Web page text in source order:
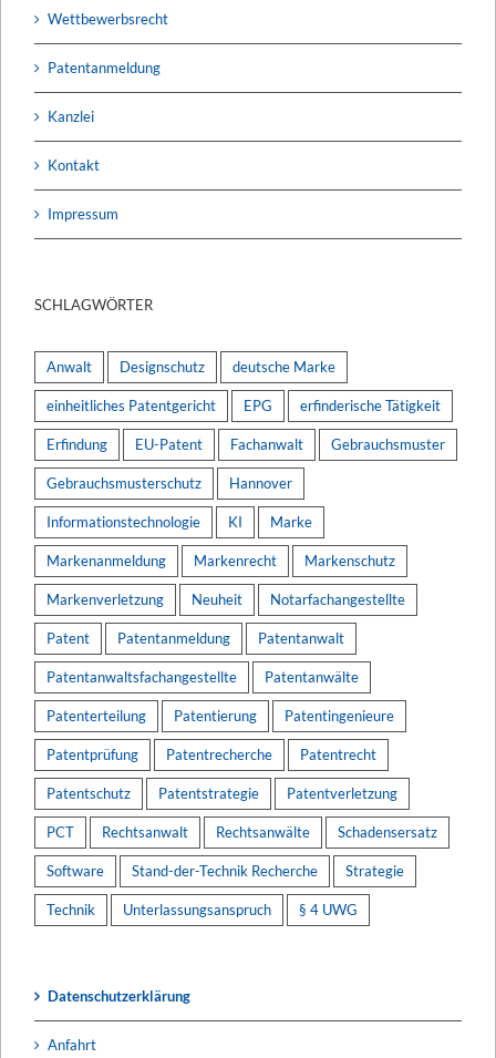
Wettbewerbsrecht
Patentanmeldung
Kanzlei
Kontakt
Impressum
SCHLAGWÖRTER
Anwalt Designschutz deutsche Marke
einheitliches Patentgericht EPG erfinderische Tätigkeit
Erfindung EU-Patent Fachanwalt Gebrauchsmuster
Gebrauchsmusterschutz Hannover
Informationstechnologie KI Marke
Markenanmeldung Markenrecht Markenschutz
Markenverletzung Neuheit Notarfachangestellte
Patent Patentanmeldung Patentanwalt
Patentanwaltsfachangestellte Patentanwälte
Patenterteilung Patentierung Patentingenieure
Patentprüfung Patentrecherche Patentrecht
Patentschutz Patentstrategie Patentverletzung
PCT Rechtsanwalt Rechtsanwälte Schadensersatz
Software Stand-der-Technik Recherche Strategie
Technik Unterlassungsanspruch § 4 UWG
Datenschutzerklärung
Anfahrt